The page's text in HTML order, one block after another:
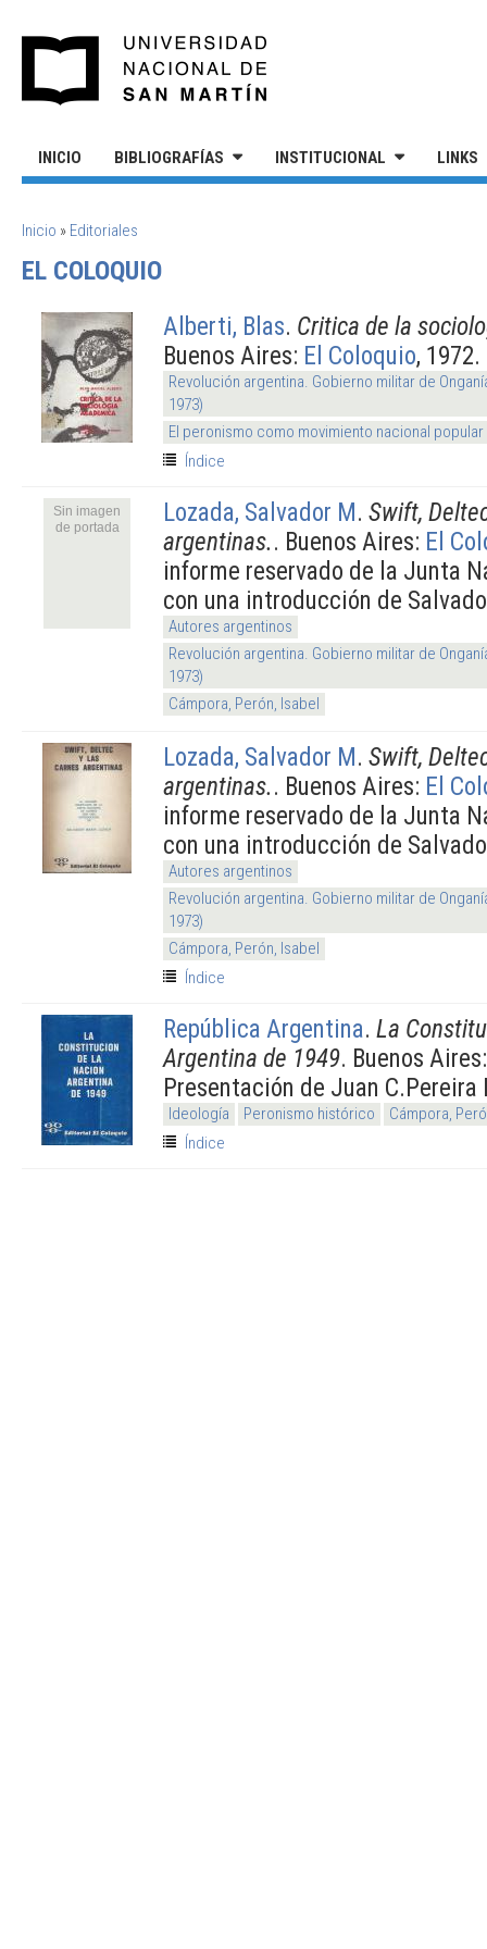
INICIO BIBLIOGRAFÍAS INSTITUCIONAL LINKS
SE ENCUENTRA USTED AQUÍ
Inicio » Editoriales
EL COLOQUIO
Alberti, Blas. Critica de la
Buenos Aires: El Coloquio, 1972.
Revolución argentina. Gobierno militar de
1973)
El peronismo como movimiento nacional popular
Índice
Sin imagen
de portada
Lozada, Salvador M. Swift,
argentinas.. Buenos Aires: El
informe reservado de la Junta
con una introducción de
Autores argentinos
Revolución argentina. Gobierno militar de
1973)
Cámpora, Perón, Isabel
Lozada, Salvador M. Swift,
argentinas.. Buenos Aires: El
informe reservado de la Junta
con una introducción de
Autores argentinos
Revolución argentina. Gobierno militar de
1973)
Cámpora, Perón, Isabel
Índice
República Argentina. La
Argentina de 1949. Buenos
Presentación de Juan C.Pereira
Ideología Peronismo histórico
Cámpora,
Índice